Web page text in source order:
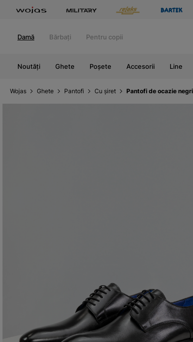
Damă Bărbați Pentru copii
Noutăți Ghete Poșete Accesorii Line
Wojas Ghete Pantofi Cu șiret Pantofi de ocazie